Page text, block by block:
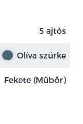
5 ajtós
Olíva szürke
Fekete (Műbőr)